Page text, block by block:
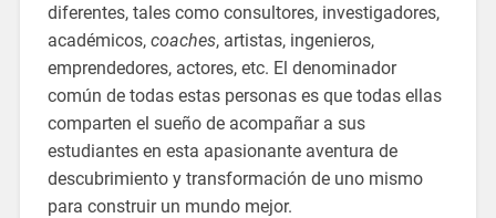
diferentes, tales como consultores, investigadores,
académicos, coaches, artistas, ingenieros,
emprendedores, actores, etc. El denominador
común de todas estas personas es que todas ellas
comparten el sueño de acompañar a sus
estudiantes en esta apasionante aventura de
descubrimiento y transformación de uno mismo
para construir un mundo mejor.